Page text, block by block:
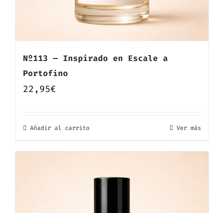
Nº113 — Inspirado en Escale a
Portofino
22,95€
Añadir al carrito Ver más